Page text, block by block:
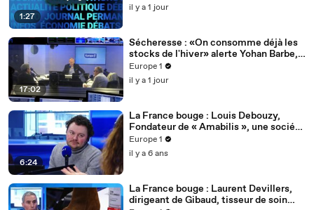
1:27
il y a 1 jour
17:02
Sécheresse : «On consomme déjà les
stocks de l'hiver» alerte Yohan Barbe,
Porte-parole de la FNSEA
Europe 1
il y a 1 jour
6:24
La France bouge : Louis Debouzy,
Fondateur de « Amabilis », une société
d’aide à domicile
Europe 1
il y a 6 ans
La France bouge : Laurent Devillers,
dirigeant de Gibaud, tisseur de soin